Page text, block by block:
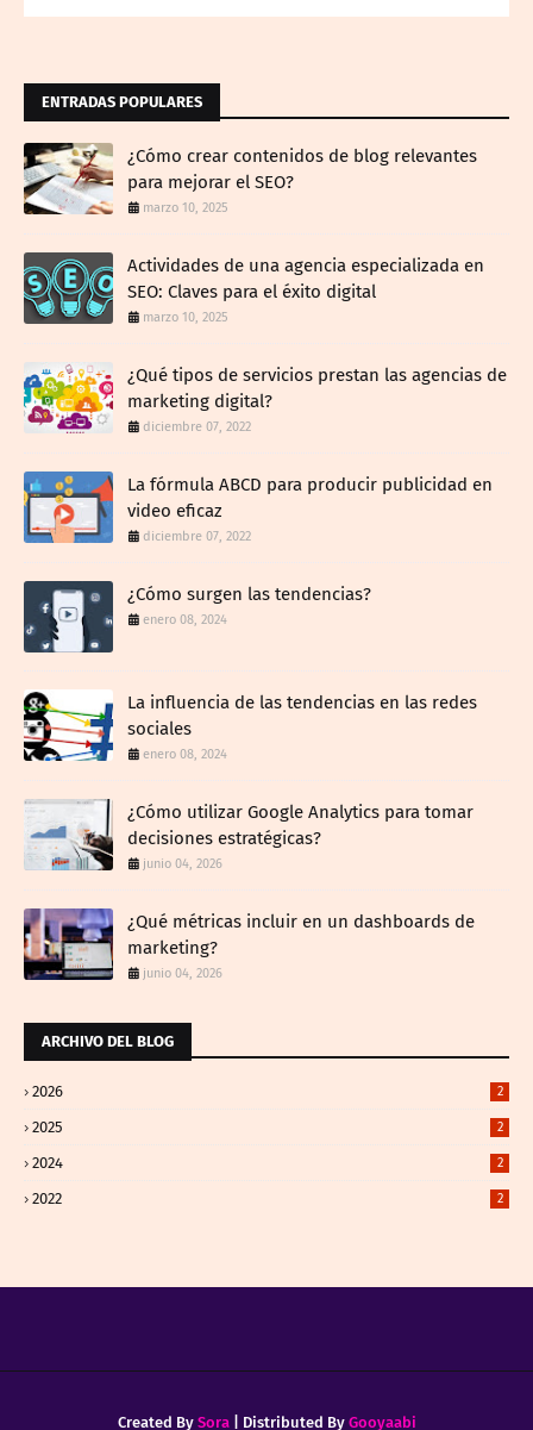
ENTRADAS POPULARES
¿Cómo crear contenidos de blog relevantes
para mejorar el SEO?
marzo 10, 2025
Actividades de una agencia especializada en
SEO: Claves para el éxito digital
marzo 10, 2025
¿Qué tipos de servicios prestan las agencias de
marketing digital?
diciembre 07, 2022
La fórmula ABCD para producir publicidad en
video eficaz
diciembre 07, 2022
¿Cómo surgen las tendencias?
enero 08, 2024
La influencia de las tendencias en las redes
sociales
enero 08, 2024
¿Cómo utilizar Google Analytics para tomar
decisiones estratégicas?
junio 04, 2026
¿Qué métricas incluir en un dashboards de
marketing?
junio 04, 2026
ARCHIVO DEL BLOG
2026 2
2025 2
2024 2
2022 2
Created By Sora| Distributed By Gooyaabi